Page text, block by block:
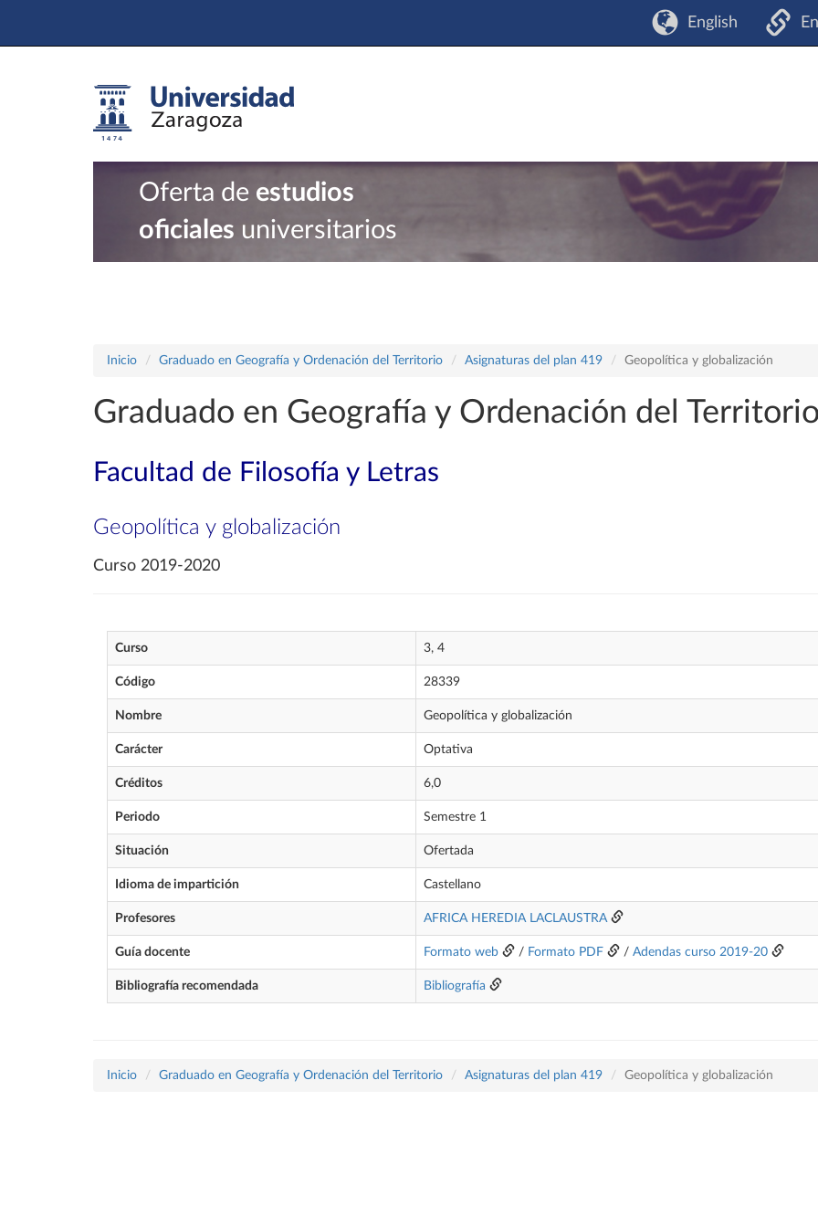
English
Oferta de estudios
oficiales universitarios
Inicio Graduado en Geografía y Ordenación del Territorio Asignaturas del plan 419 Geopolítica y globalización
Graduado en Geografía y Ordenación del
Facultad de Filosofía y Letras
Geopolítica y globalización
Curso 2019-2020
Curso 3, 4
Código 28339
Nombre Geopolítica y globalización
Carácter Optativa
Créditos 6,0
Periodo Semestre 1
Situación Ofertada
Idioma de impartición Castellano
Profesores AFRICA HEREDIA LACLAUSTRA
Guía docente Formato web / Formato PDF / Adendas curso 2019-20
Bibliografía recomendada Bibliografía
Inicio Graduado en Geografía y Ordenación del Territorio Asignaturas del plan 419 Geopolítica y globalización